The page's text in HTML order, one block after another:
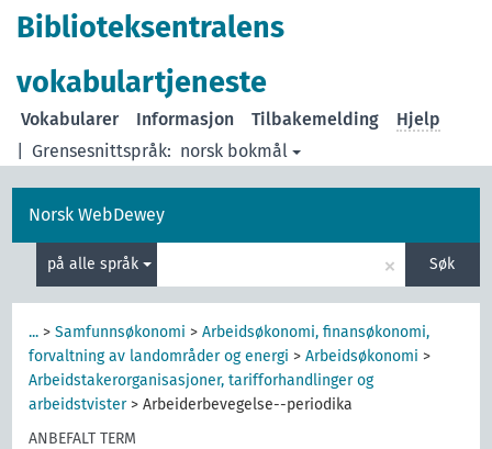
Biblioteksentralens
vokabulartjeneste
Grensesnittspråk: norsk bokmål
Vokabularer Informasjon Tilbakemelding Hjelp
Norsk WebDewey
på alle språk × Søk
... >Samfunnsøkonomi >Arbeidsøkonomi, finansøkonomi,
forvaltning av landområder og energi >Arbeidsøkonomi >
Arbeidstakerorganisasjoner, tarifforhandlinger og
arbeidstvister>Arbeiderbevegelse--periodika
ANBEFALT TERM